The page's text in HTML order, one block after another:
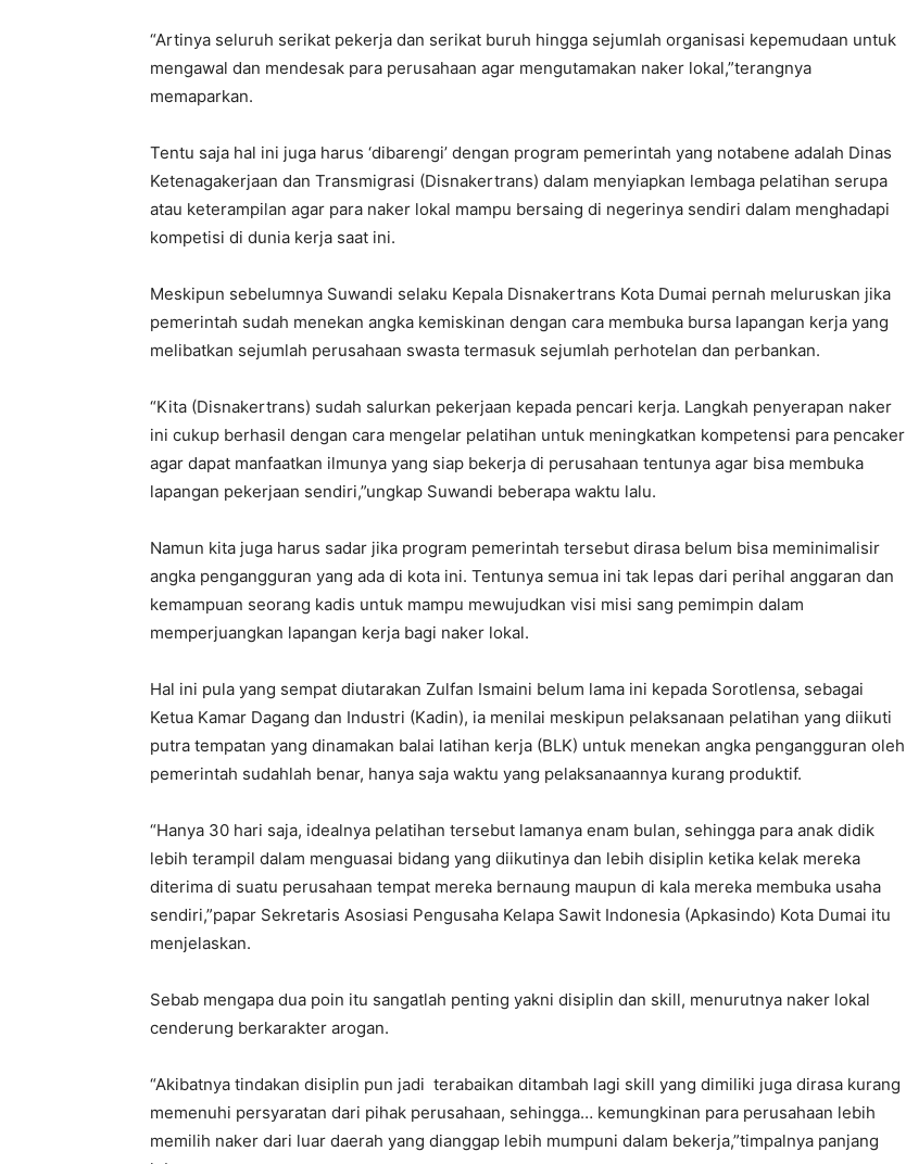
“Artinya seluruh serikat pekerja dan serikat buruh hingga sejumlah organisasi kepemudaan untuk
mengawal dan mendesak para perusahaan agar mengutamakan naker lokal,”terangnya
memaparkan.
Tentu saja hal ini juga harus ‘dibarengi’ dengan program pemerintah yang notabene adalah Dinas
Ketenagakerjaan dan Transmigrasi (Disnakertrans) dalam menyiapkan lembaga pelatihan serupa
atau keterampilan agar para naker lokal mampu bersaing di negerinya sendiri dalam menghadapi
kompetisi di dunia kerja saat ini.
Meskipun sebelumnya Suwandi selaku Kepala Disnakertrans Kota Dumai pernah meluruskan jika
pemerintah sudah menekan angka kemiskinan dengan cara membuka bursa lapangan kerja yang
melibatkan sejumlah perusahaan swasta termasuk sejumlah perhotelan dan perbankan.
“Kita (Disnakertrans) sudah salurkan pekerjaan kepada pencari kerja. Langkah penyerapan naker
ini cukup berhasil dengan cara mengelar pelatihan untuk meningkatkan kompetensi para pencaker
agar dapat manfaatkan ilmunya yang siap bekerja di perusahaan tentunya agar bisa membuka
lapangan pekerjaan sendiri,”ungkap Suwandi beberapa waktu lalu.
Namun kita juga harus sadar jika program pemerintah tersebut dirasa belum bisa meminimalisir
angka pengangguran yang ada di kota ini. Tentunya semua ini tak lepas dari perihal anggaran dan
kemampuan seorang kadis untuk mampu mewujudkan visi misi sang pemimpin dalam
memperjuangkan lapangan kerja bagi naker lokal.
Hal ini pula yang sempat diutarakan Zulfan Ismaini belum lama ini kepada Sorotlensa, sebagai
Ketua Kamar Dagang dan Industri (Kadin), ia menilai meskipun pelaksanaan pelatihan yang diikuti
putra tempatan yang dinamakan balai latihan kerja (BLK) untuk menekan angka pengangguran oleh
pemerintah sudahlah benar, hanya saja waktu yang pelaksanaannya kurang produktif.
“Hanya 30 hari saja, idealnya pelatihan tersebut lamanya enam bulan, sehingga para anak didik
lebih terampil dalam menguasai bidang yang diikutinya dan lebih disiplin ketika kelak mereka
diterima di suatu perusahaan tempat mereka bernaung maupun di kala mereka membuka usaha
sendiri,”papar Sekretaris Asosiasi Pengusaha Kelapa Sawit Indonesia (Apkasindo) Kota Dumai itu
menjelaskan.
Sebab mengapa dua poin itu sangatlah penting yakni disiplin dan skill, menurutnya naker lokal
cenderung berkarakter arogan.
“Akibatnya tindakan disiplin pun jadi terabaikan ditambah lagi skill yang dimiliki juga dirasa kurang
memenuhi persyaratan dari pihak perusahaan, sehingga… kemungkinan para perusahaan lebih
memilih naker dari luar daerah yang dianggap lebih mumpuni dalam bekerja,”timpalnya panjang